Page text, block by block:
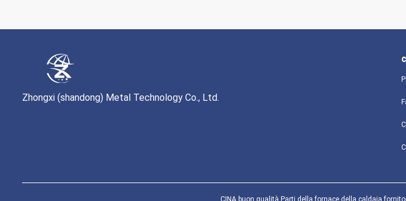
Zhongxi (shandong) Metal Technology Co., Ltd.
CINA buon qualità Parti della fornace della caldaia